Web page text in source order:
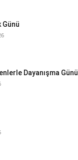
Günü
Dayanışma Günü